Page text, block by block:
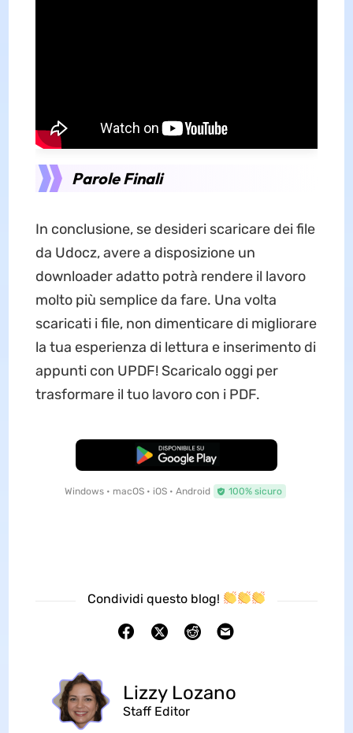
Parole Finali
In conclusione, se desideri scaricare dei file
da Udocz, avere a disposizione un
downloader adatto potrà rendere il lavoro
molto più semplice da fare. Una volta
scaricati i file, non dimenticare di migliorare
la tua esperienza di lettura e inserimento di
appunti con UPDF! Scaricalo oggi per
trasformare il tuo lavoro con i PDF.
Download Gratis
Windows • macOS • iOS • Android 100% sicuro
Condividi questo blog!
Lizzy Lozano
Staff Editor